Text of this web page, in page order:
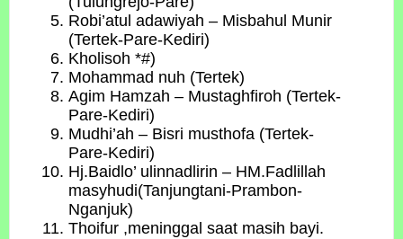
Robi’atul adawiyah – Misbahul Munir
(Tertek-Pare-Kediri)
Kholisoh *#)
Mohammad nuh (Tertek)
Agim Hamzah – Mustaghfiroh (Tertek-
Pare-Kediri)
Mudhi’ah – Bisri musthofa (Tertek-
Pare-Kediri)
Hj.Baidlo’ ulinnadlirin – HM.Fadlillah
masyhudi(Tanjungtani-Prambon-
Nganjuk)
Thoifur ,meninggal saat masih bayi.